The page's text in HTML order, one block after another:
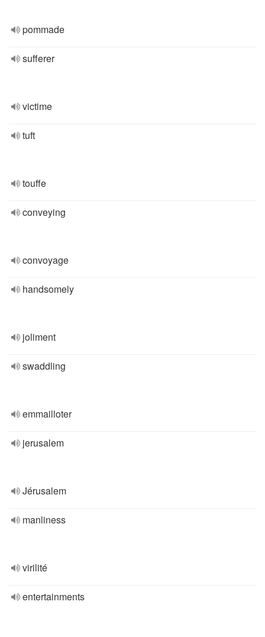
pommade
sufferer
victime
tuft
touffe
conveying
convoyage
handsomely
joliment
swaddling
emmailloter
jerusalem
Jérusalem
manliness
virilité
entertainments